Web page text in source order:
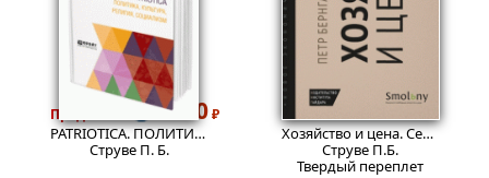
Пред.заказ! 2170₽
PATRIOTICA. ПОЛИТИКА, КУЛЬТУРА, РЕЛИГИЯ, СОЦИАЛИЗМ
Струве П. Б.
669
Хозяйство и цена. Серия "Новое экономическое мышление"
Струве П.Б.
Твердый переплет